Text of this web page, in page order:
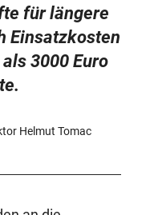
für längere
Einsatzkosten
3000 Euro
Helmut Tomac